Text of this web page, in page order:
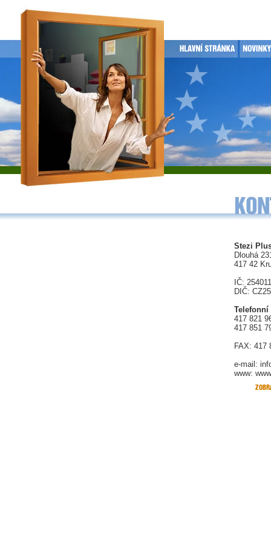
Stezi
Dlouhá
417 42
IČ:
DIČ:
417 821
417 851
FAX: 417
e-mail:
www: